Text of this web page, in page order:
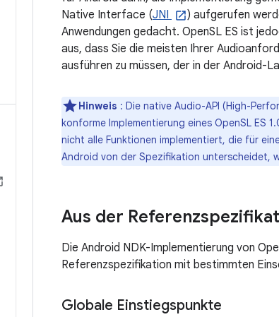
Native Interface (JNI
) aufgerufen
Anwendungen gedacht. OpenSL ES ist
aus, dass Sie die meisten Ihrer
ausführen zu müssen, der in der Android-
Hinweis : Die native Audio-API (High-
konforme Implementierung eines OpenSL ES
nicht alle Funktionen implementiert, die für
Android von der Spezifikation unterscheidet,
Aus der
Die Android NDK-Implementierung von
Referenzspezifikation mit bestimmten
Globale Einstiegspunkte